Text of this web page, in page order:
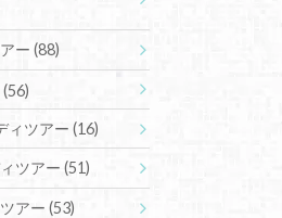
ー(88)
(56)
ィツアー(16)
ツアー(51)
アー(53)